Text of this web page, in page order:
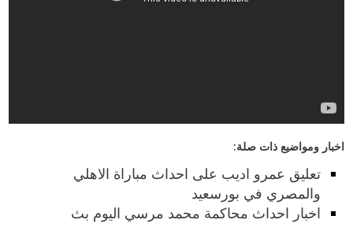
اخبار ومواضيع ذات صلة:
تعليق عمرو اديب على احداث مباراة الاهلي
والمصري في بورسعيد
اخبار احداث محاكمة محمد مرسي اليوم بث